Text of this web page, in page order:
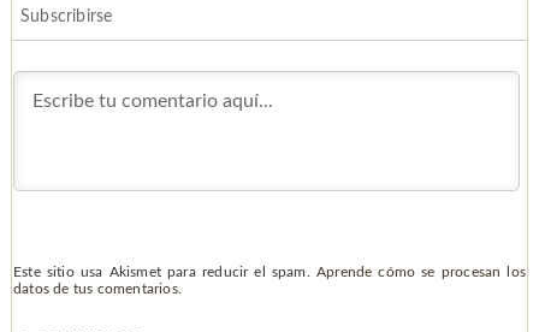
Subscribirse
Este sitio usa Akismet para reducir el spam. Aprende cómo se procesan los
datos de tus comentarios.